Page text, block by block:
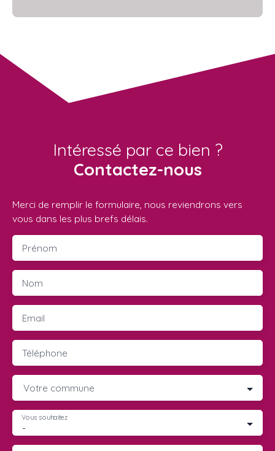
Intéressé par ce bien ?
Contactez-nous
Merci de remplir le formulaire, nous reviendrons vers
vous dans les plus brefs délais.
Prénom
Nom
Email
Téléphone
Votre commune
-
Vous souhaitez